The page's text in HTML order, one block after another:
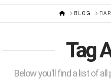
HOMEBLOG
Tag
Below you'll find a list of